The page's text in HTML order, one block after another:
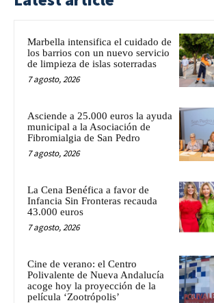
Marbella intensifica el cuidado de
los barrios con un nuevo servicio
de limpieza de islas soterradas
7 agosto, 2026
Asciende a 25.000 euros la ayuda
municipal a la Asociación de
Fibromialgia de San Pedro
7 agosto, 2026
La Cena Benéfica a favor de
Infancia Sin Fronteras recauda
43.000 euros
7 agosto, 2026
Cine de verano: el Centro
Polivalente de Nueva Andalucía
acoge hoy la proyección de la
película ‘Zootrópolis’